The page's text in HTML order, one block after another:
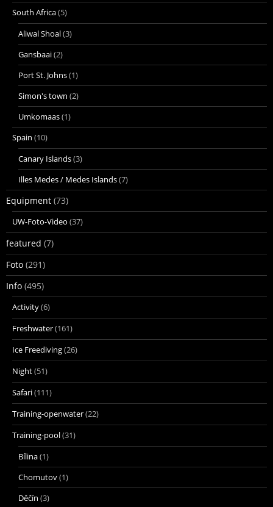
South Africa(5)
Aliwal Shoal(3)
Gansbaai(2)
Port St. Johns(1)
Simon's town (2)
Umkomaas(1)
Spain (10)
Canary Islands(3)
Illes Medes / Medes Islands(7)
Equipment (73)
UW-Foto-Video (37)
featured (7)
Foto (291)
Info (495)
Activity(6)
Freshwater(161)
Ice Freediving(26)
Night(51)
Safari(111)
Training-openwater(22)
Training-pool(31)
Bílina(1)
Chomutov(1)
Děčín (3)